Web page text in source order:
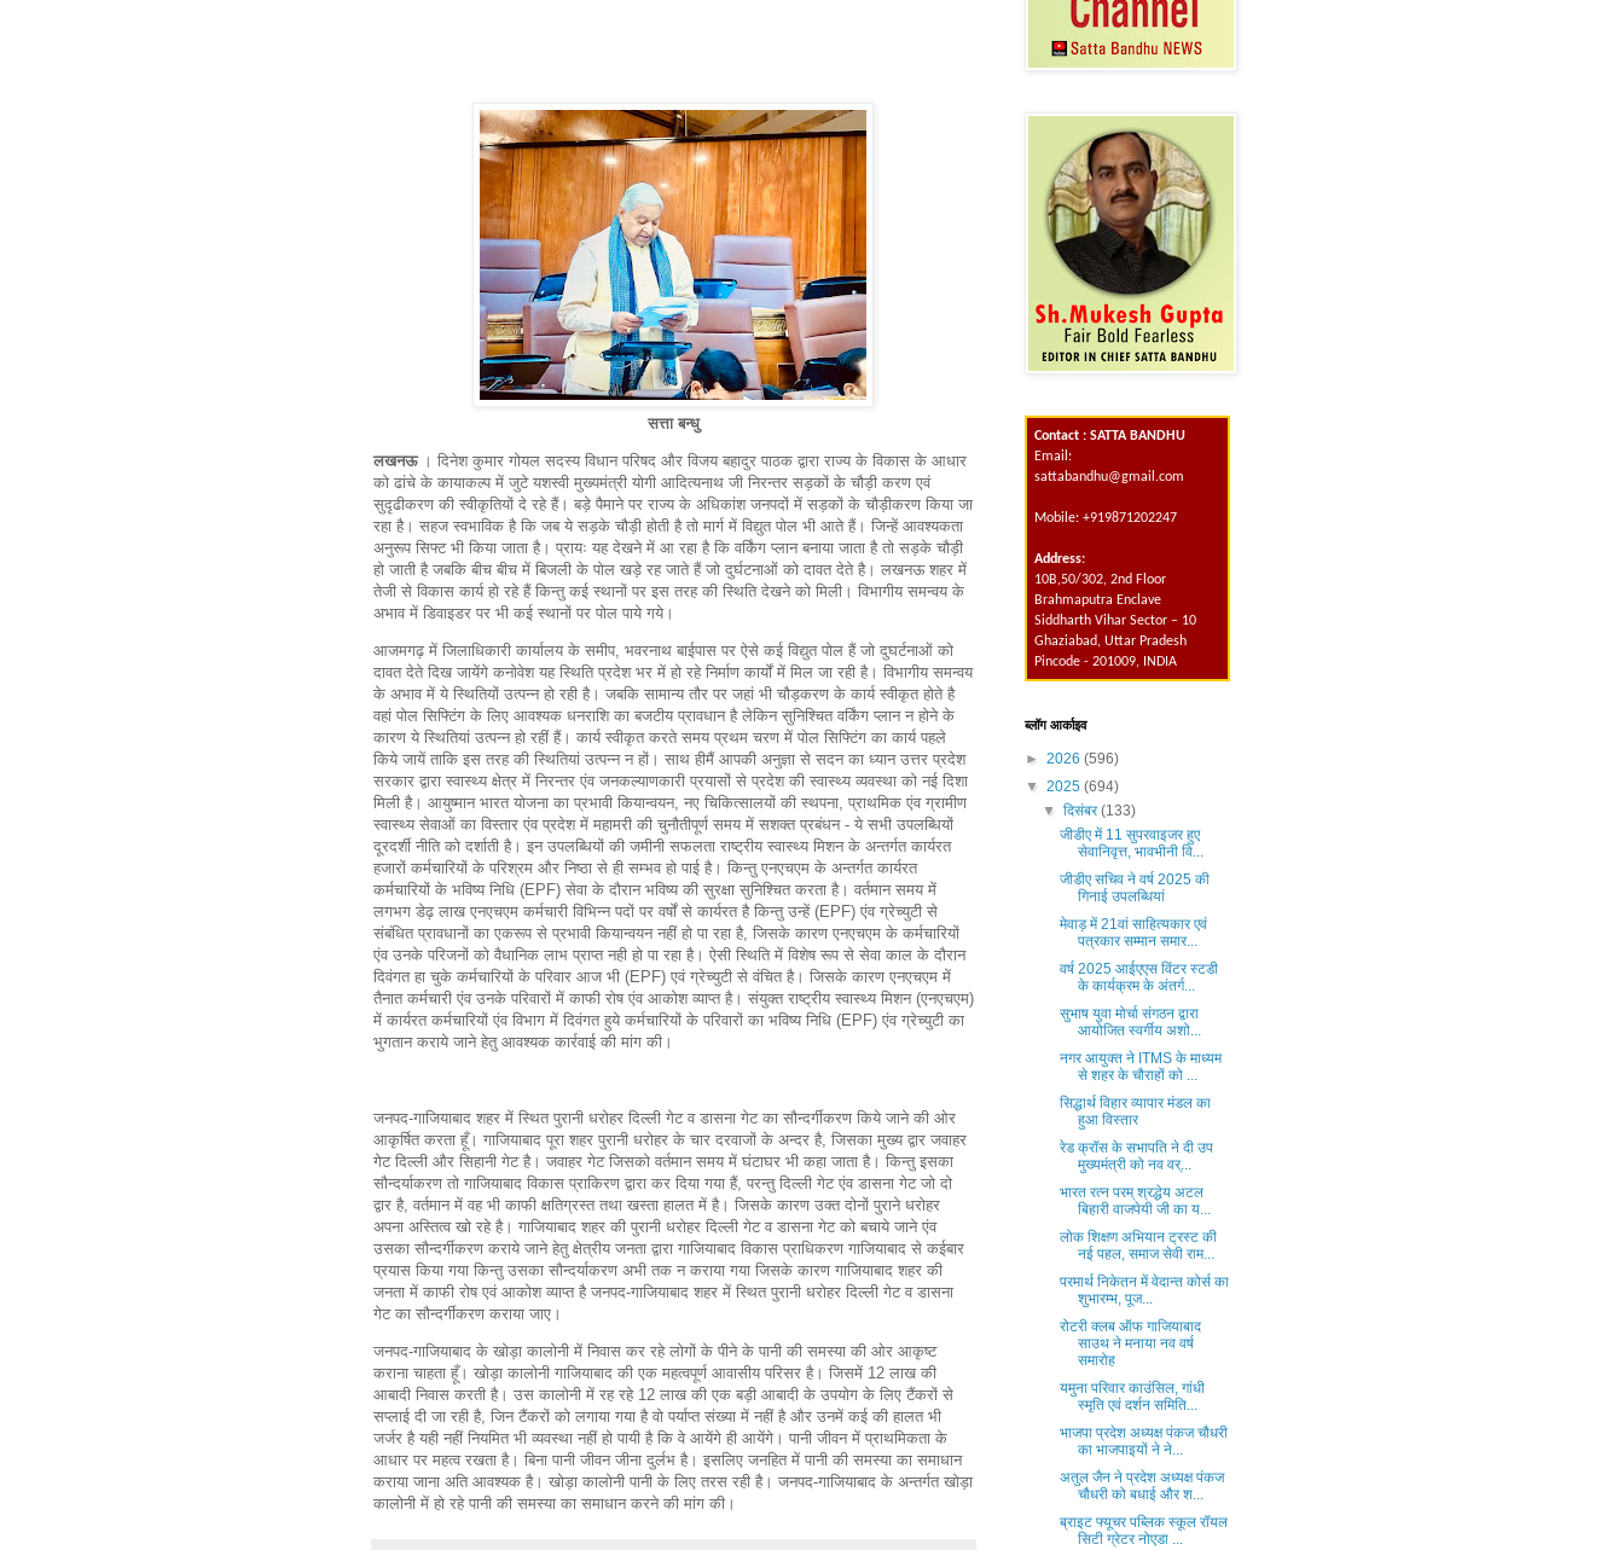
सत्ता बन्धु
लखनऊ। दिनेश कुमार गोयल सदस्य विधान परिषद और विजय बहादुर पाठक द्वारा राज्य के विकास के आधार
को ढांचे के कायाकल्प में जुटे यशस्वी मुख्यमंत्री योगी आदित्यनाथ जी निरन्तर सड़कों के चौड़ी करण एवं
सुदृढीकरण की स्वीकृतियों दे रहे हैं। बड़े पैमाने पर राज्य के अधिकांश जनपदों में सड़कों के चौड़ीकरण किया जा
रहा है। सहज स्वभाविक है कि जब ये सड़के चौड़ी होती है तो मार्ग में विद्युत पोल भी आते हैं। जिन्हें आवश्यकता
अनुरूप सिफ्ट भी किया जाता है। प्रायः यह देखने में आ रहा है कि वर्किंग प्लान बनाया जाता है तो सड़के चौड़ी
हो जाती है जबकि बीच बीच में बिजली के पोल खड़े रह जाते हैं जो दुर्घटनाओं को दावत देते है। लखनऊ शहर में
तेजी से विकास कार्य हो रहे हैं किन्तु कई स्थानों पर इस तरह की स्थिति देखने को मिली। विभागीय समन्वय के
अभाव में डिवाइडर पर भी कई स्थानों पर पोल पाये गये।
आजमगढ़ में जिलाधिकारी कार्यालय के समीप, भवरनाथ बाईपास पर ऐसे कई विद्युत पोल हैं जो दुघर्टनाओं को
दावत देते दिख जायेंगे कनोवेश यह स्थिति प्रदेश भर में हो रहे निर्माण कार्यों में मिल जा रही है। विभागीय समन्वय
के अभाव में ये स्थितियों उत्पन्न हो रही है। जबकि सामान्य तौर पर जहां भी चौड़करण के कार्य स्वीकृत होते है
वहां पोल सिफ्टिंग के लिए आवश्यक धनराशि का बजटीय प्रावधान है लेकिन सुनिश्चित वर्किंग प्लान न होने के
कारण ये स्थितियां उत्पन्न हो रहीं हैं। कार्य स्वीकृत करते समय प्रथम चरण में पोल सिफ्टिंग का कार्य पहले
किये जायें ताकि इस तरह की स्थितियां उत्पन्न न हों। साथ हीमैं आपकी अनुज्ञा से सदन का ध्यान उत्तर प्रदेश
सरकार द्वारा स्वास्थ्य क्षेत्र में निरन्तर एंव जनकल्याणकारी प्रयासों से प्रदेश की स्वास्थ्य व्यवस्था को नई दिशा
मिली है। आयुष्मान भारत योजना का प्रभावी कियान्वयन, नए चिकित्सालयों की स्थपना, प्राथमिक एंव ग्रामीण
स्वास्थ्य सेवाओं का विस्तार एंव प्रदेश में महामरी की चुनौतीपूर्ण समय में सशक्त प्रबंधन - ये सभी उपलब्धियों
दूरदर्शी नीति को दर्शाती है। इन उपलब्धियों की जमीनी सफलता राष्ट्रीय स्वास्थ्य मिशन के अन्तर्गत कार्यरत
हजारों कर्मचारियों के परिश्रम और निष्ठा से ही सम्भव हो पाई है। किन्तु एनएचएम के अन्तर्गत कार्यरत
कर्मचारियों के भविष्य निधि (EPF) सेवा के दौरान भविष्य की सुरक्षा सुनिश्चित करता है। वर्तमान समय में
लगभग डेढ़ लाख एनएचएम कर्मचारी विभिन्न पदों पर वर्षों से कार्यरत है किन्तु उन्हें (EPF) एंव ग्रेच्युटी से
संबंधित प्रावधानों का एकरूप से प्रभावी कियान्वयन नहीं हो पा रहा है, जिसके कारण एनएचएम के कर्मचारियों
एंव उनके परिजनों को वैधानिक लाभ प्राप्त नही हो पा रहा है। ऐसी स्थिति में विशेष रूप से सेवा काल के दौरान
दिवंगत हा चुके कर्मचारियों के परिवार आज भी (EPF) एवं ग्रेच्युटी से वंचित है। जिसके कारण एनएचएम में
तैनात कर्मचारी एंव उनके परिवारों में काफी रोष एंव आकोश व्याप्त है। संयुक्त राष्ट्रीय स्वास्थ्य मिशन (एनएचएम)
में कार्यरत कर्मचारियों एंव विभाग में दिवंगत हुये कर्मचारियों के परिवारों का भविष्य निधि (EPF) एंव ग्रेच्युटी का
भुगतान कराये जाने हेतु आवश्यक कार्रवाई की मांग की।
जनपद-गाजियाबाद शहर में स्थित पुरानी धरोहर दिल्ली गेट व डासना गेट का सौन्दर्गीकरण किये जाने की ओर
आकृर्षित करता हूँ। गाजियाबाद पूरा शहर पुरानी धरोहर के चार दरवाजों के अन्दर है, जिसका मुख्य द्वार जवाहर
गेट दिल्ली और सिहानी गेट है। जवाहर गेट जिसको वर्तमान समय में घंटाघर भी कहा जाता है। किन्तु इसका
सौन्दर्याकरण तो गाजियाबाद विकास प्राकिरण द्वारा कर दिया गया हैं, परन्तु दिल्ली गेट एंव डासना गेट जो दो
द्वार है, वर्तमान में वह भी काफी क्षतिग्रस्त तथा खस्ता हालत में है। जिसके कारण उक्त दोनों पुराने धरोहर
अपना अस्तित्व खो रहे है। गाजियाबाद शहर की पुरानी धरोहर दिल्ली गेट व डासना गेट को बचाये जाने एंव
उसका सौन्दर्गीकरण कराये जाने हेतु क्षेत्रीय जनता द्वारा गाजियाबाद विकास प्राधिकरण गाजियाबाद से कईबार
प्रयास किया गया किन्तु उसका सौन्दर्याकरण अभी तक न कराया गया जिसके कारण गाजियाबाद शहर की
जनता में काफी रोष एवं आकोश व्याप्त है जनपद-गाजियाबाद शहर में स्थित पुरानी धरोहर दिल्ली गेट व डासना
गेट का सौन्दर्गीकरण कराया जाए।
जनपद-गाजियाबाद के खोड़ा कालोनी में निवास कर रहे लोगों के पीने के पानी की समस्या की ओर आकृष्ट
कराना चाहता हूँ। खोड़ा कालोनी गाजियाबाद की एक महत्वपूर्ण आवासीय परिसर है। जिसमें 12 लाख की
आबादी निवास करती है। उस कालोनी में रह रहे 12 लाख की एक बड़ी आबादी के उपयोग के लिए टैंकरों से
सप्लाई दी जा रही है, जिन टैंकरों को लगाया गया है वो पर्याप्त संख्या में नहीं है और उनमें कई की हालत भी
जर्जर है यही नहीं नियमित भी व्यवस्था नहीं हो पायी है कि वे आयेंगे ही आयेंगे। पानी जीवन में प्राथमिकता के
आधार पर महत्व रखता है। बिना पानी जीवन जीना दुर्लभ है। इसलिए जनहित में पानी की समस्या का समाधान
कराया जाना अति आवश्यक है। खोड़ा कालोनी पानी के लिए तरस रही है। जनपद-गाजियाबाद के अन्तर्गत खोड़ा
कालोनी में हो रहे पानी की समस्या का समाधान करने की मांग की।
Contact : SATTA BANDHU
Email:
sattabandhu@gmail.com
Mobile: +919871202247
Address:
10B,50/302, 2nd Floor
Brahmaputra Enclave
Siddharth Vihar Sector – 10
Ghaziabad, Uttar Pradesh
Pincode - 201009, INDIA
ब्लॉग आर्काइव
► 2026 (596)
▼ 2025 (694)
▼ दिसंबर(133)
जीडीए में 11 सुपरवाइजर हुए
सेवानिवृत्त, भावभीनी वि...
जीडीए सचिव ने वर्ष 2025 की
गिनाई उपलब्धियां
मेवाड़ में 21वां साहित्यकार एवं
पत्रकार सम्मान समार...
वर्ष 2025 आईएएस विंटर स्टडी
के कार्यक्रम के अंतर्ग...
सुभाष युवा मोर्चा संगठन द्वारा
आयोजित स्वर्गीय अशो...
नगर आयुक्त ने ITMS के माध्यम
से शहर के चौराहों को ...
सिद्धार्थ विहार व्यापार मंडल का
हुआ विस्तार
रेड क्रॉस के सभापति ने दी उप
मुख्यमंत्री को नव वर्...
भारत रत्न परम् श्रद्धेय अटल
बिहारी वाजपेयी जी का य...
लोक शिक्षण अभियान ट्रस्ट की
नई पहल, समाज सेवी राम...
परमार्थ निकेतन में वेदान्त कोर्स का
शुभारम्भ, पूज...
रोटरी क्लब ऑफ गाजियाबाद
साउथ ने मनाया नव वर्ष
समारोह
यमुना परिवार काउंसिल, गांधी
स्मृति एवं दर्शन समिति...
भाजपा प्रदेश अध्यक्ष पंकज चौधरी
का भाजपाइयों ने ने...
अतुल जैन ने प्रदेश अध्यक्ष पंकज
चौधरी को बधाई और श...
ब्राइट फ्यूचर पब्लिक स्कूल रॉयल
सिटी ग्रेटर नोएडा ...